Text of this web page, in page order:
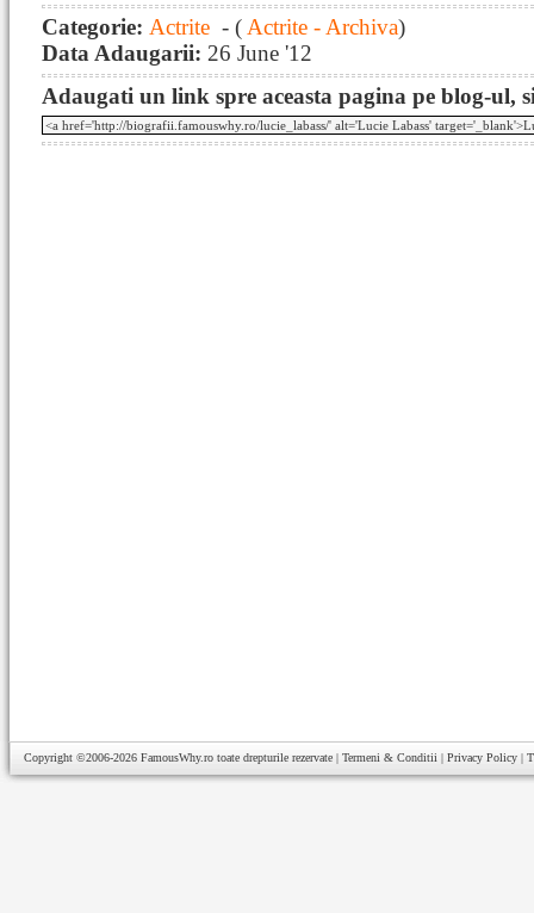
Categorie: Actrite - ( Actrite - Archiva)
Data Adaugarii: 26 June '12
Adaugati un link spre aceasta pagina pe blog-ul,
Copyright ©2006-2026 FamousWhy.ro toate drepturile rezervate | Termeni & Conditii | Privacy Policy |